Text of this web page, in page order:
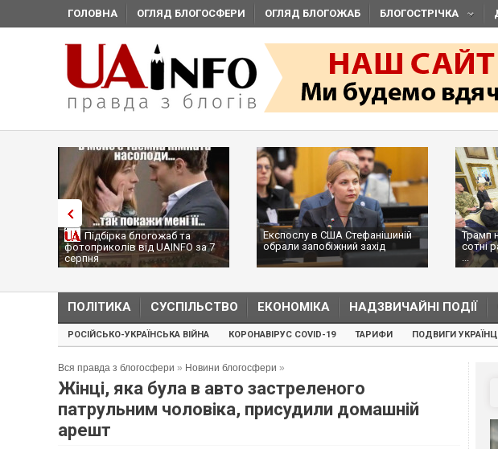
ГОЛОВНА ОГЛЯД БЛОГОСФЕРИ ОГЛЯД БЛОГОЖАБ БЛОГОСТРІЧКА
Підбірка блогожаб та
фотоприколів від UAINFO за 7
серпня
Експослу в США Стефанішиній
обрали запобіжний захід
Трамп
сотні
...
ПОЛІТИКА СУСПІЛЬСТВО ЕКОНОМІКА НАДЗВИЧАЙНІ ПОДІЇ
РОСІЙСЬКО-УКРАЇНСЬКА ВІЙНА КОРОНАВІРУС COVID-19 ТАРИФИ ПОДВИГИ
Вся правда з блогосфери » Новини блогосфери »
Жінці, яка була в авто застреленого
патрульним чоловіка, присудили домашній
арешт